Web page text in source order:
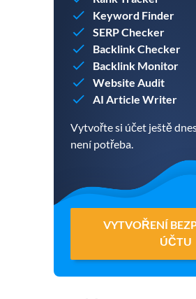
Keyword Finder
SERP Checker
Backlink Checker
Backlink Monitor
Website Audit
AI Article Writer
Vytvořte si účet ještě
není potřeba.
VYTVOŘENÍ
ÚČTU